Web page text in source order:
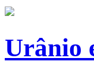
Urânio